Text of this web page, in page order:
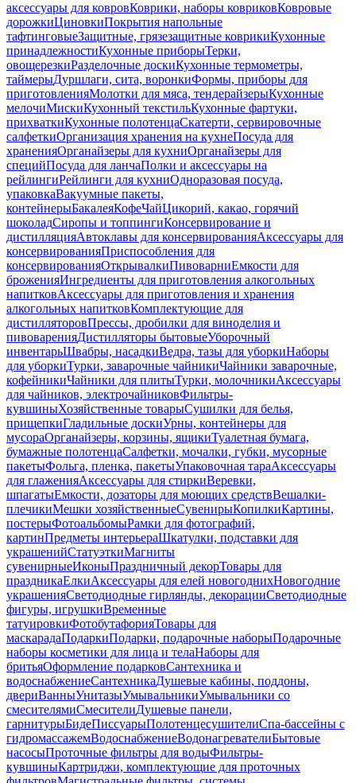
аксессуары для ковровКоврики, наборы ковриковКовровые
дорожкиЦиновкиПокрытия напольные
тафтинговыеЗащитные, грязезащитные коврикиКухонные
принадлежностиКухонные приборыТерки,
овощерезкиРазделочные доскиКухонные термометры,
таймерыДуршлаги, сита, воронкиФормы, приборы для
приготовленияМолотки для мяса, тендерайзерыКухонные
мелочиМискиКухонный текстильКухонные фартуки,
прихваткиКухонные полотенцаСкатерти, сервировочные
салфеткиОрганизация хранения на кухнеПосуда для
храненияОрганайзеры для кухниОрганайзеры для
специйПосуда для ланчаПолки и аксессуары на
рейлингиРейлинги для кухниОдноразовая посуда,
упаковкаВакуумные пакеты,
контейнерыБакалеяКофеЧайЦикорий, какао, горячий
шоколадСиропы и топпингиКонсервирование и
дистилляцияАвтоклавы для консервированияАксессуары для
консервированияПриспособления для
консервированияОткрывалкиПивоварниЕмкости для
броженияИнгредиенты для приготовления алкогольных
напитковАксессуары для приготовления и хранения
алкогольных напитковКомплектующие для
дистилляторовПрессы, дробилки для виноделия и
пивоваренияДистилляторы бытовыеУборочный
инвентарьШвабры, насадкиВедра, тазы для уборкиНаборы
для уборкиТурки, заварочные чайникиЧайники заварочные,
кофейникиЧайники для плитыТурки, молочникиАксессуары
для чайников, электрочайниковФильтры-
кувшиныХозяйственные товарыСушилки для белья,
прищепкиГладильные доскиУрны, контейнеры для
мусораОрганайзеры, корзины, ящикиТуалетная бумага,
бумажные полотенцаСалфетки, мочалки, губки, мусорные
пакетыФольга, пленка, пакетыУпаковочная тараАксессуары
для глаженияАксессуары для стиркиВеревки,
шпагатыЕмкости, дозаторы для моющих средствВешалки-
плечикиМешки хозяйственныеСувенирыКопилкиКартины,
постерыФотоальбомыРамки для фотографий,
картинПредметы интерьераШкатулки, подставки для
украшенийСтатуэткиМагниты
сувенирныеИконыПраздничный декорТовары для
праздникаЕлкиАксессуары для елей новогоднихНовогодние
украшенияСветодиодные гирлянды, декорацииСветодиодные
фигуры, игрушкиВременные
татуировкиФотобутафорияТовары для
маскарадаПодаркиПодарки, подарочные наборыПодарочные
наборы косметики для лица и телаНаборы для
бритьяОформление подарковСантехника и
водоснабжениеСантехникаДушевые кабины, поддоны,
двериВанныУнитазыУмывальникиУмывальники со
смесителямиСмесителиДушевые панели,
гарнитурыБидеПиссуарыПолотенцесушителиСпа-бассейны с
гидромассажемВодоснабжениеВодонагревателиБытовые
насосыПроточные фильтры для водыФильтры-
кувшиныКартриджи, комплектующие для проточных